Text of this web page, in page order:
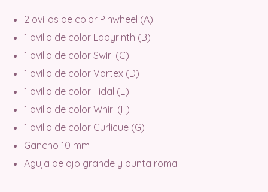
2 ovillos de color Pinwheel (A)
1 ovillo de color Labyrinth (B)
1 ovillo de color Swirl (C)
1 ovillo de color Vortex (D)
1 ovillo de color Tidal (E)
1 ovillo de color Whirl (F)
1 ovillo de color Curlicue (G)
Gancho 10 mm
Aguja de ojo grande y punta roma